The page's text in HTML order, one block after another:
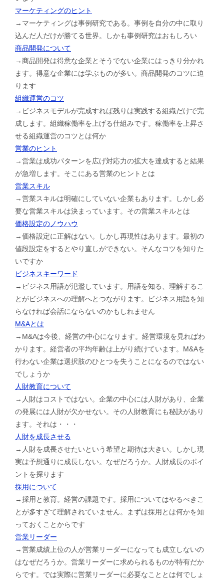
マーケティングのヒント
→マーケティングは事例研究である。事例を自分の中に取り
込んだ人だけが勝てる世界。しかも事例研究はおもしろい
商品開発について
→商品開発は得意な企業とそうでない企業にはっきり分かれ
ます。得意な企業には学ぶものが多い。商品開発のコツに迫
ります
組織運営のコツ
→ビジネスモデルが完成すれば残りは実践する組織だけで完
成します。組織稼働率を上げる仕組みです。稼働率を上昇さ
せる組織運営のコツとは何か
営業のヒント
→営業は成功パターンを広げ対応力の拡大を達成すると結果
が急増します。そこにある営業のヒントとは
営業スキル
→営業スキルは明確にしていない企業もあります。しかし必
要な営業スキルは決まっています。その営業スキルとは
価格設定のノウハウ
→価格設定に正解はない。しかし再現性はあります。最初の
値段設定をするとやり直しができない。そんなコツを知りた
いですか
ビジネスキーワード
→ビジネス用語が氾濫しています。用語を知る、理解するこ
とがビジネスへの理解へとつながります。ビジネス用語を知
らなければ会話にならないのかもしれません
M&Aとは
→M&Aは今後、経営の中心になります。経営環境を見ればわ
かります。経営者の平均年齢は上がり続けています。M&Aを
行わない企業は選択肢のひとつを失うことになるのではない
でしょうか
人財教育について
→人財はコストではない。企業の中心には人財があり、企業
の発展には人財が欠かせない。その人財教育にも秘訣があり
ます。それは・・・
人財を成長させる
→人財を成長させたいという希望と期待は大きい。しかし現
実は予想通りに成長しない。なぜだろうか。人財成長のポイ
ントを探ります
採用について
→採用と教育。経営の課題です。採用についてはやるべきこ
とが多すぎて理解されていません。まずは採用とは何かを知
っておくことからです
営業リーダー
→営業成績上位の人が営業リーダーになっても成立しないの
はなぜだろうか。営業リーダーに求められるものが特有だか
らです。では実際に営業リーダーに必要なこととは何でしょ